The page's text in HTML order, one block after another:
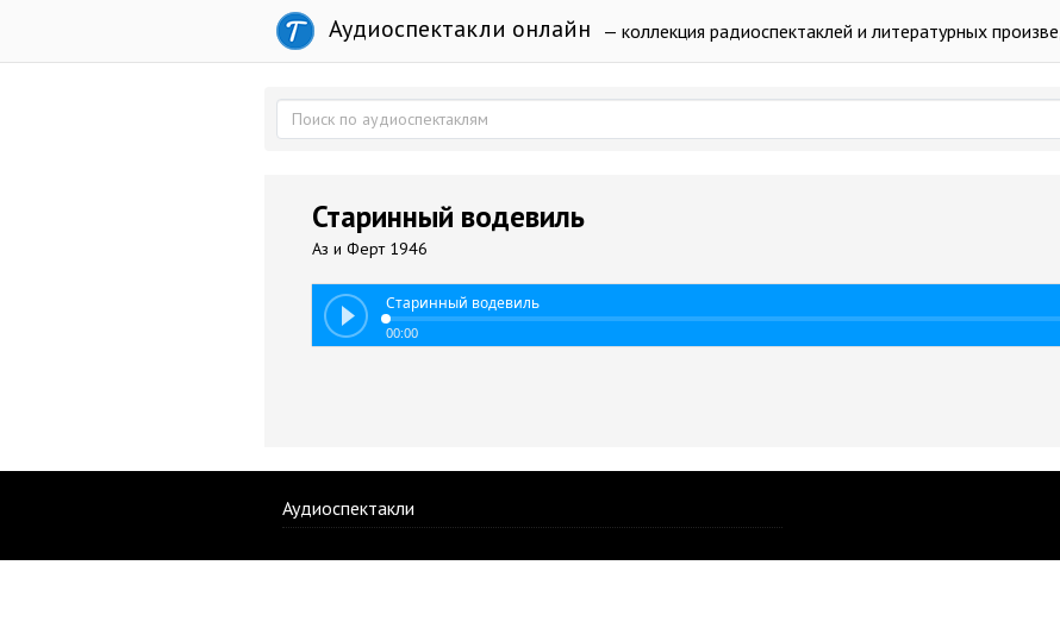
Аудиоспектакли онлайн — коллекция радиоспектаклей и литературных
Старинный водевиль
Аз и Ферт 1946
Старинный водевиль
00:00
Аудиоспектакли